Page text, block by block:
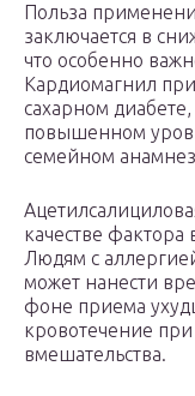
Польза
заключается в
что особенно
Кардиомагнил
сахарном
повышенном
семейном
качестве
Людям с
может нанести
фоне приема
кровотечение
вмешательства.